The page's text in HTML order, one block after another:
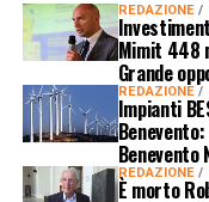
REDAZIONE
Mimit 448
Grande
REDAZIONE
Impianti
REDAZIONE
È morto